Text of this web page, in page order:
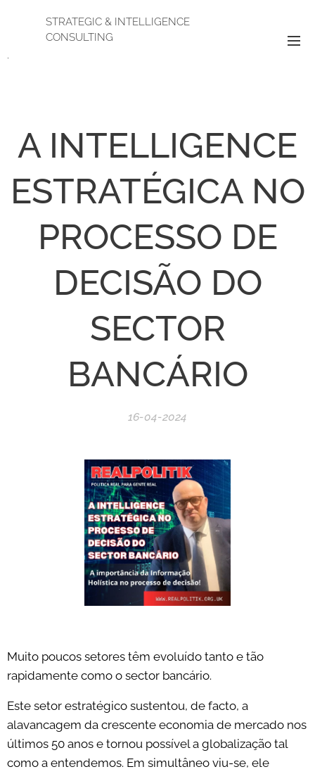
STRATEGIC & INTELLIGENCE
CONSULTING
.
A INTELLIGENCE
ESTRATÉGICA NO
PROCESSO DE
DECISÃO DO
SECTOR
BANCÁRIO
16-04-2024
Muito poucos setores têm evoluído tanto e tão
rapidamente como o sector bancário.
Este setor estratégico sustentou, de facto, a
alavancagem da crescente economia de mercado nos
últimos 50 anos e tornou possível a globalização tal
como a entendemos. Em simultâneo viu-se, ele